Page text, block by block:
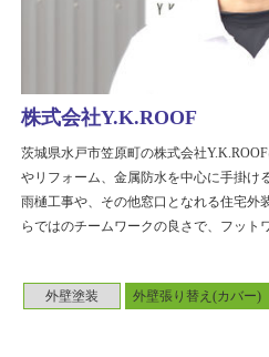
外壁塗装 外壁張り替え(カバー)
株式会社Y.K.ROOF
茨城県水戸市笠原町の株式会社
やリフォーム、金属防水を中心に手掛け
雨樋工事や、その他窓口となれる住宅外
らではのチームワークの良さで、フット